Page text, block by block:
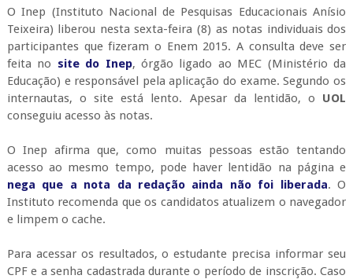
O Inep (Instituto Nacional de Pesquisas Educacionais Anísio
Teixeira) liberou nesta sexta-feira (8) as notas individuais dos
participantes que fizeram o Enem 2015. A consulta deve ser
feita no site do Inep, órgão ligado ao MEC (Ministério da
Educação) e responsável pela aplicação do exame. Segundo os
internautas, o site está lento. Apesar da lentidão, o UOL
conseguiu acesso às notas.
O Inep afirma que, como muitas pessoas estão tentando
acesso ao mesmo tempo, pode haver lentidão na página e
nega que a nota da redação ainda não foi liberada. O
Instituto recomenda que os candidatos atualizem o navegador
e limpem o cache.
Para acessar os resultados, o estudante precisa informar seu
CPF e a senha cadastrada durante o período de inscrição. Caso